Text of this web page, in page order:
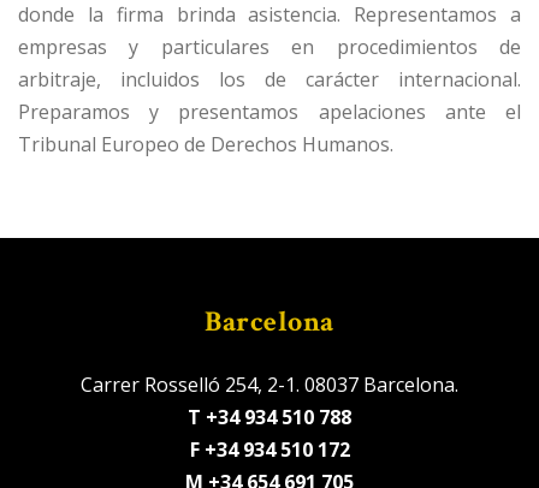
donde la firma brinda asistencia. Representamos a
empresas y particulares en procedimientos de
arbitraje, incluidos los de carácter internacional.
Preparamos y presentamos apelaciones ante el
Tribunal Europeo de Derechos Humanos.
Barcelona
Carrer Rosselló 254, 2-1. 08037 Barcelona.
T +34 934 510 788
F +34 934 510 172
M +34 654 691 705